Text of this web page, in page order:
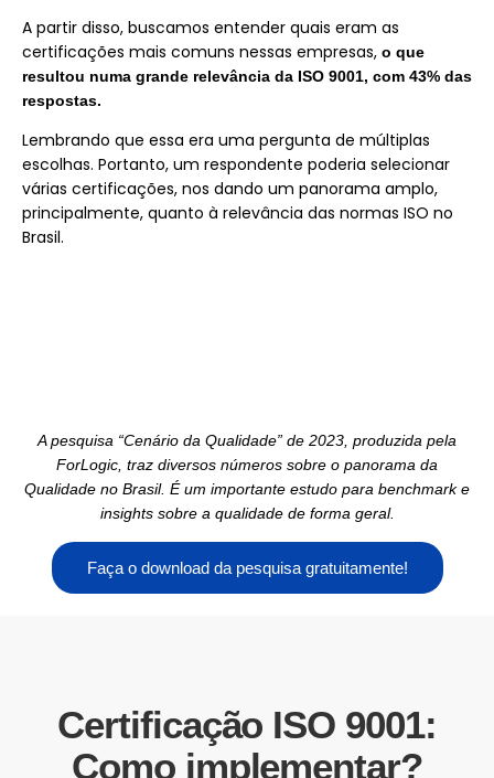
A partir disso, buscamos entender quais eram as
certificações mais comuns nessas empresas, o que
resultou numa grande relevância da ISO 9001, com 43% das
respostas.
Lembrando que essa era uma pergunta de múltiplas
escolhas. Portanto, um respondente poderia selecionar
várias certificações, nos dando um panorama amplo,
principalmente, quanto à relevância das normas ISO no
Brasil.
A pesquisa “Cenário da Qualidade” de 2023, produzida pela
ForLogic, traz diversos números sobre o panorama da
Qualidade no Brasil. É um importante estudo para benchmark e
insights sobre a qualidade de forma geral.
Faça o download da pesquisa gratuitamente!
Certificação ISO 9001:
Como implementar?